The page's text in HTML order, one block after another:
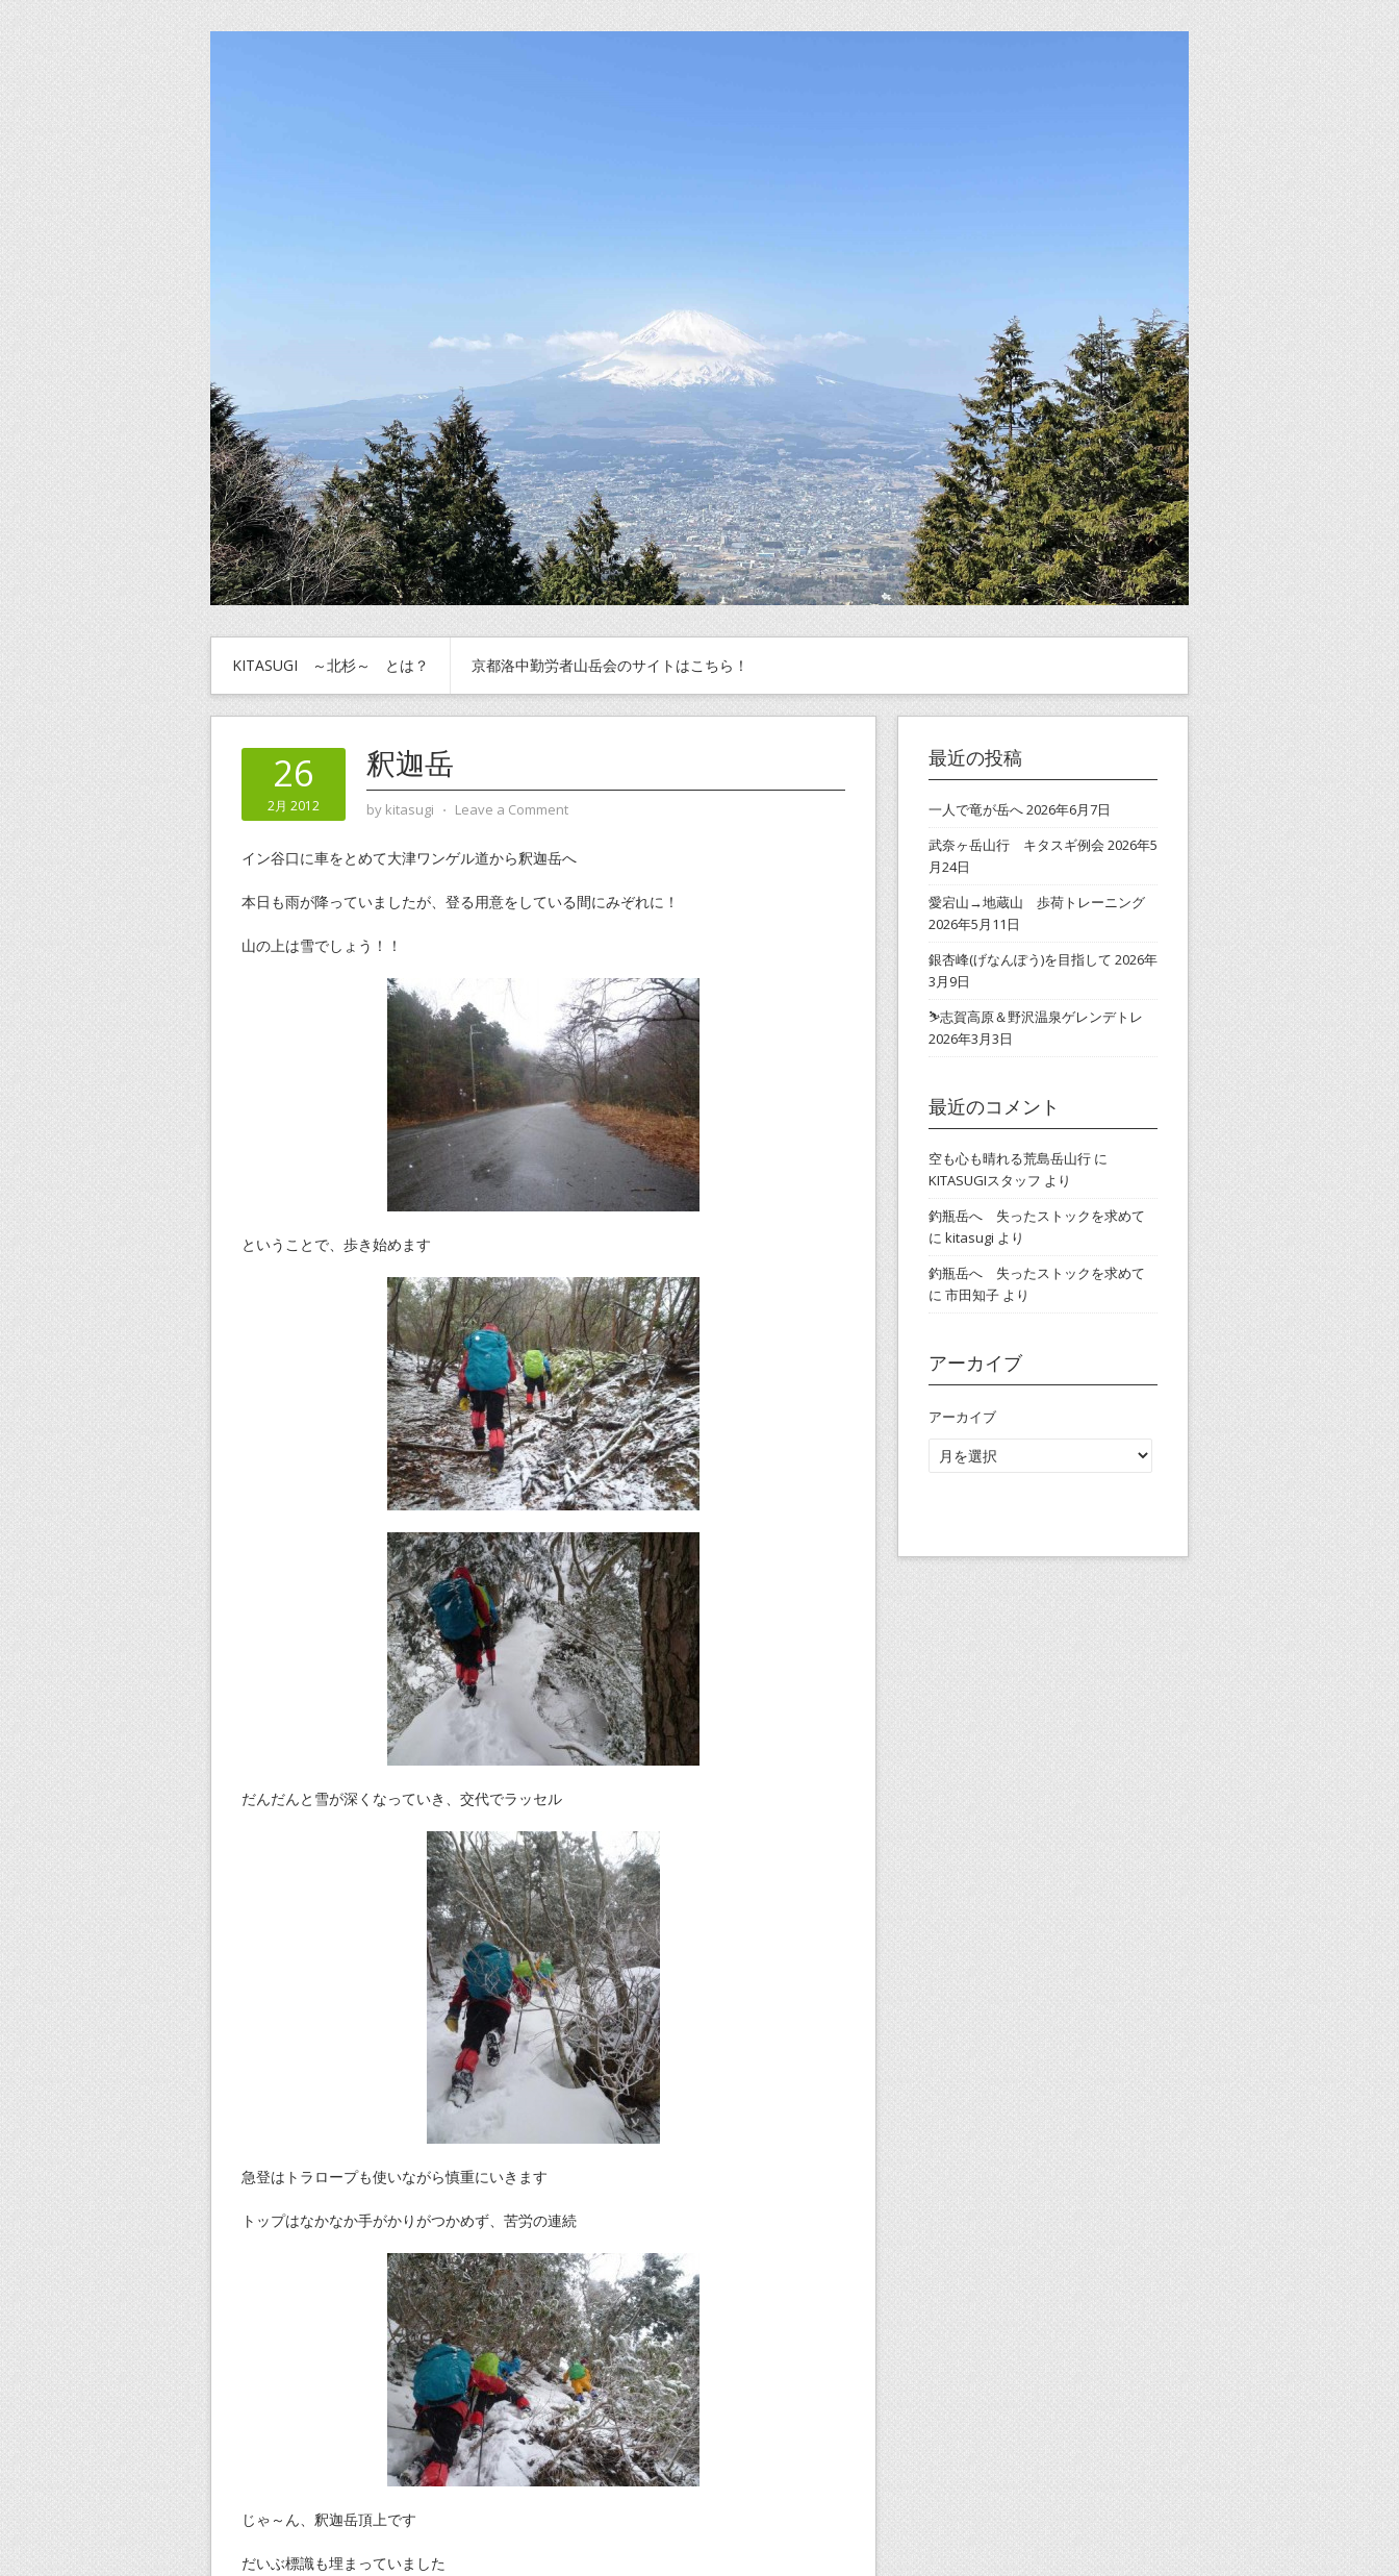
KITASUGI ～北杉～ とは？ 京都洛中勤労者山岳会のサイトはこちら！
26
2月 2012
釈迦岳
by kitasugi ⋅ Leave a Comment
イン谷口に車をとめて大津ワンゲル道から釈迦岳へ
本日も雨が降っていましたが、登る用意をしている間にみぞれに！
山の上は雪でしょう！！
ということで、歩き始めます
だんだんと雪が深くなっていき、交代でラッセル
急登はトラロープも使いながら慎重にいきます
トップはなかなか手がかりがつかめず、苦労の連続
じゃ～ん、釈迦岳頂上です
だいぶ標識も埋まっていました
最近の投稿
一人で竜が岳へ2026年6月7日
武奈ヶ岳山行 キタスギ例会 2026年5
月24日
愛宕山→地蔵山 歩荷トレーニング
2026年5月11日
銀杏峰(げなんぽう)を目指して 2026年
3月9日
⛷志賀高原＆野沢温泉ゲレンデトレ
2026年3月3日
最近のコメント
空も心も晴れる荒島岳山行 に
KITASUGIスタッフ より
釣瓶岳へ 失ったストックを求めて
に kitasugi より
釣瓶岳へ 失ったストックを求めて
に 市田知子 より
アーカイブ
アーカイブ